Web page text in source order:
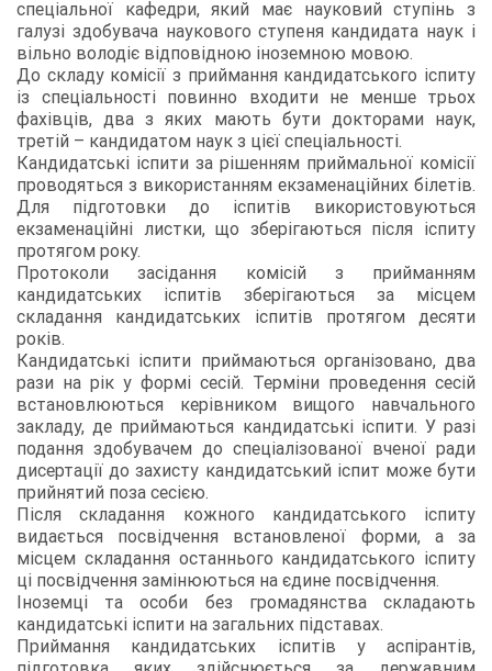
спеціальної кафедри, який має науковий ступінь з
галузі здобувача наукового ступеня кандидата наук і
вільно володіє відповідною іноземною мовою.
До складу комісії з приймання кандидатського іспиту
із спеціальності повинно входити не менше трьох
фахівців, два з яких мають бути докторами наук,
третій – кандидатом наук з цієї спеціальності.
Кандидатські іспити за рішенням приймальної комісії
проводяться з використанням екзаменаційних білетів.
Для підготовки до іспитів використовуються
екзаменаційні листки, що зберігаються після іспиту
протягом року.
Протоколи засідання комісій з прийманням
кандидатських іспитів зберігаються за місцем
складання кандидатських іспитів протягом десяти
років.
Кандидатські іспити приймаються організовано, два
рази на рік у формі сесій. Терміни проведення сесій
встановлюються керівником вищого навчального
закладу, де приймаються кандидатські іспити. У разі
подання здобувачем до спеціалізованої вченої ради
дисертації до захисту кандидатський іспит може бути
прийнятий поза сесією.
Після складання кожного кандидатського іспиту
видається посвідчення встановленої форми, а за
місцем складання останнього кандидатського іспиту
ці посвідчення замінюються на єдине посвідчення.
Іноземці та особи без громадянства складають
кандидатські іспити на загальних підставах.
Приймання кандидатських іспитів у аспірантів,